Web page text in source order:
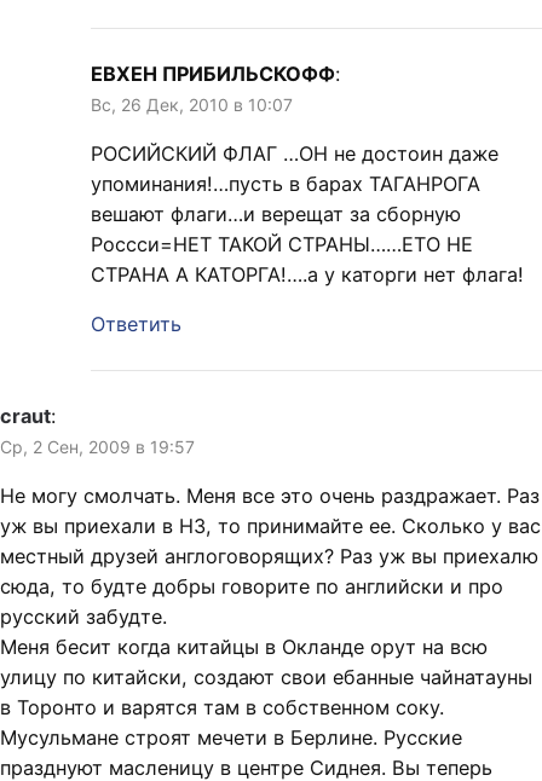
EВХЕН ПРИБИЛЬСКОФФ:
Вс, 26 Дек, 2010 в 10:07
РОСИЙСКИЙ ФЛАГ …ОН не достоин даже
упоминания!…пусть в барах ТАГАНРОГА
вешают флаги…и верещат за сборную
Россси=НЕТ ТАКОЙ СТРАНЫ……ЕТО НЕ
СТРАНА А КАТОРГА!….а у каторги нет флага!
Ответить
craut:
Ср, 2 Сен, 2009 в 19:57
Не могу смолчать. Меня все это очень раздражает. Раз
уж вы приехали в НЗ, то принимайте ее. Сколько у вас
местный друзей англоговорящих? Раз уж вы приехалю
сюда, то будте добры говорите по английски и про
русский забудте.
Меня бесит когда китайцы в Окланде орут на всю
улицу по китайски, создают свои ебанные чайнатауны
в Торонто и варятся там в собственном соку.
Мусульмане строят мечети в Берлине. Русские
празднуют масленицу в центре Сиднея. Вы теперь